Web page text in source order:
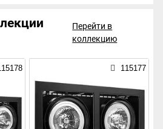
Перейти в
коллекцию
115177